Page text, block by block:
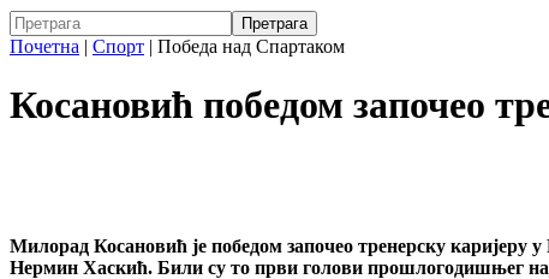
Почетна | Спорт | Победа над Спартаком
Косановић победом започео
Милорад Косановић је победом започео тренерску каријеру
Нермин Хаскић. Били су то први голови прошлогодишњег